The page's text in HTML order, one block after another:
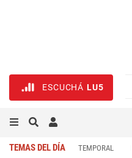
ESCUCHÁ LU5
TEMAS DEL DÍA TEMPORAL